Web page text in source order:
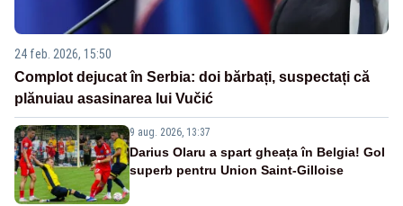
24 feb. 2026, 15:50
Complot dejucat în Serbia: doi bărbați, suspectați că
plănuiau asasinarea lui Vučić
9 aug. 2026, 13:37
Darius Olaru a spart gheața în Belgia! Gol
superb pentru Union Saint-Gilloise